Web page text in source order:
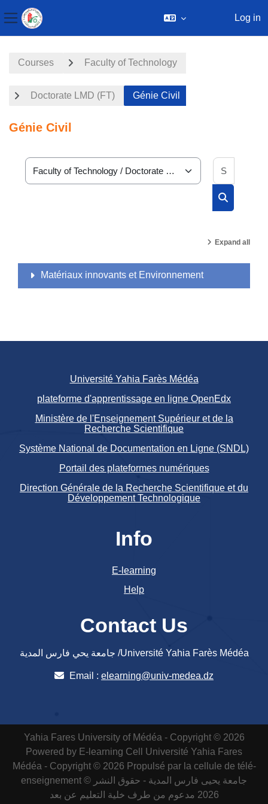
Side panel
Log in
Courses Faculty of Technology
Doctorate LMD (FT) Génie Civil
Génie Civil
Course categories
Expand all
Matériaux innovants et Environnement
Université Yahia Farès Médéa
plateforme d'apprentissage en ligne OpenEdx
Ministère de l'Enseignement Supérieur et de la
Recherche Scientifique
Système National de Documentation en Ligne (SNDL)
Portail des plateformes numériques
Direction Générale de la Recherche Scientifique et du
Développement Technologique
Info
E-learning
Help
Contact Us
جامعة يحي فارس المدية /Université Yahia Farès Médéa
Email : elearning@univ-medea.dz
Yahia Fares University of Médéa - Copyright © 2026
Powered by E-learning Cell
Université Yahia Fares
Médéa - Copyright © 2026 Propulsé par la cellule de télé-
enseignement جامعة يحيى فارس المدية - حقوق النشر ©
2026 مدعوم من طرف خلية التعليم عن بعد